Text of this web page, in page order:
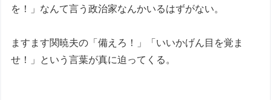
を！」なんて言う政治家なんかいるはずがない。
ますます関暁夫の「備えろ！」「いいかげん目を覚ま
せ！」という言葉が真に迫ってくる。